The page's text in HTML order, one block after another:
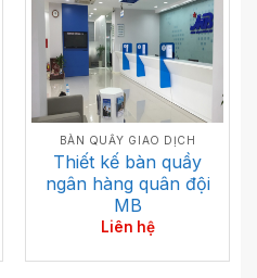
BÀN QUẦY GIAO DỊCH
Thiết kế bàn quầy
ngân hàng quân đội
MB
Liên hệ